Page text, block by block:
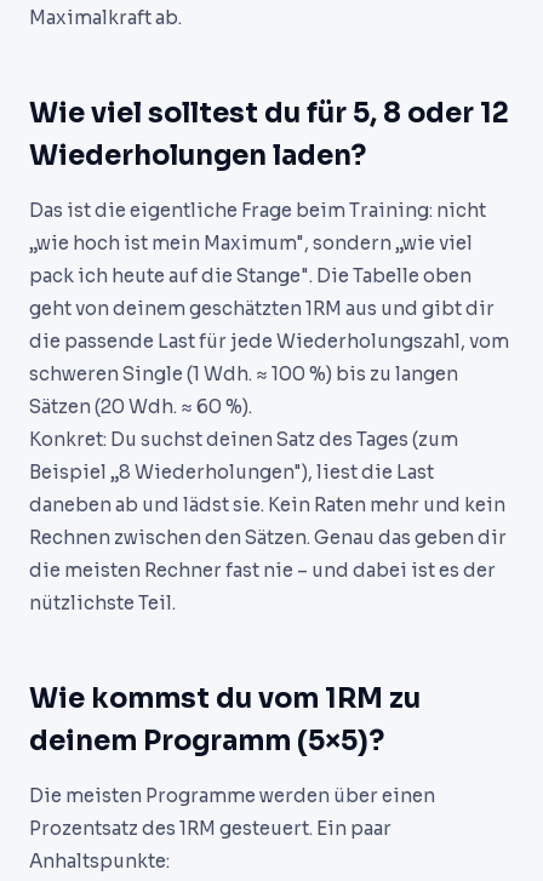
Maximalkraft ab.
Wie viel solltest du für 5, 8 oder 12
Wiederholungen laden?
Das ist die eigentliche Frage beim Training: nicht
„wie hoch ist mein Maximum", sondern „wie viel
pack ich heute auf die Stange". Die Tabelle oben
geht von deinem geschätzten 1RM aus und gibt dir
die passende Last für jede Wiederholungszahl, vom
schweren Single (1 Wdh. ≈ 100 %) bis zu langen
Sätzen (20 Wdh. ≈ 60 %).
Konkret: Du suchst deinen Satz des Tages (zum
Beispiel „8 Wiederholungen"), liest die Last
daneben ab und lädst sie. Kein Raten mehr und kein
Rechnen zwischen den Sätzen. Genau das geben dir
die meisten Rechner fast nie – und dabei ist es der
nützlichste Teil.
Wie kommst du vom 1RM zu
deinem Programm (5×5)?
Die meisten Programme werden über einen
Prozentsatz des 1RM gesteuert. Ein paar
Anhaltspunkte: